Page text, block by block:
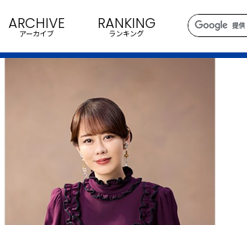
ARCHIVE
アーカイブ
RANKING
ランキング